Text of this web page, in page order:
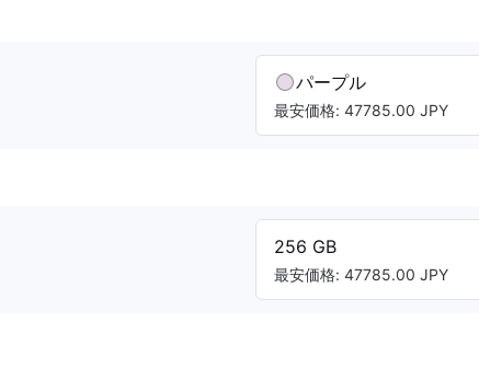
パープル
最安価格: 47785.00 JPY
256 GB
最安価格: 47785.00 JPY